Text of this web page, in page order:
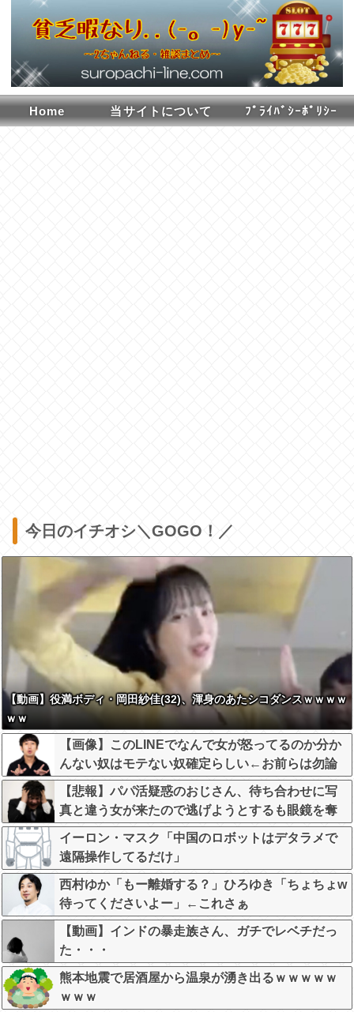
Home 当サイトについて ﾌﾟﾗｲﾊﾞｼｰﾎﾟﾘｼｰ
今日のイチオシ＼GOGO！／
【動画】役満ボディ・岡田紗佳(32)、渾身のあたシコダンスｗｗｗｗ
ｗｗ
【画像】このLINEでなんで女が怒ってるのか分か
んない奴はモテない奴確定らしい←お前らは勿論
わかるよな？？？？？？？
【悲報】パパ活疑惑のおじさん、待ち合わせに写
真と違う女が来たので逃げようとするも眼鏡を奪
われ可哀想なことになっているところを激写され
てしまう…
イーロン・マスク「中国のロボットはデタラメで
遠隔操作してるだけ」
西村ゆか「もー離婚する？」ひろゆき「ちょちょw
待ってくださいよー」←これさぁ
【動画】インドの暴走族さん、ガチでレベチだっ
た・・・
熊本地震で居酒屋から温泉が湧き出るｗｗｗｗｗ
ｗｗｗ